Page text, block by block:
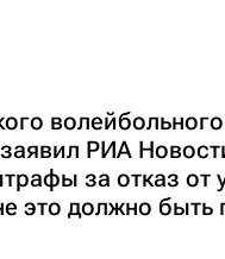
РИА
за отказ от
это должно